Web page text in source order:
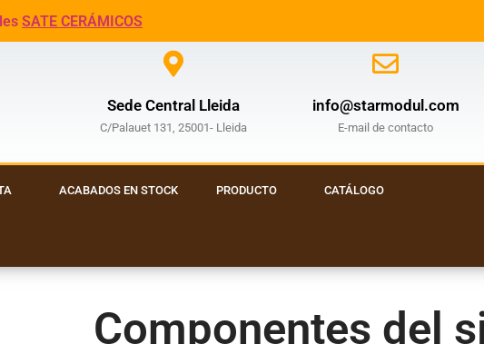
SATE CERÁMICOS
Sede Central Lleida
C/Palauet 131, 25001- Lleida
info@starmodul.com
E-mail de contacto
ACABADOS EN STOCK PRODUCTO CATÁLOGO
Componentes del